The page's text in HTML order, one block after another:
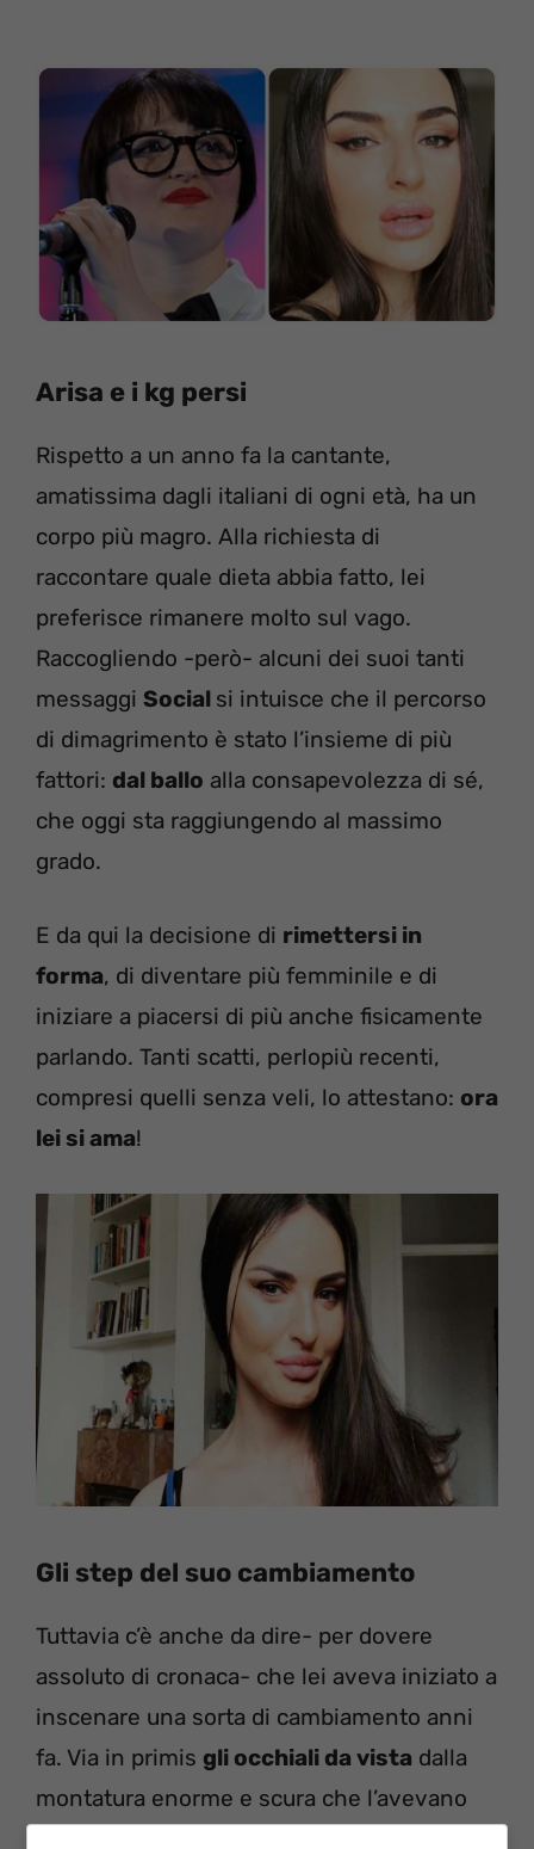
Arisa e i kg persi
Rispetto a un anno fa la cantante,
amatissima dagli italiani di ogni età, ha un
corpo più magro. Alla richiesta di
raccontare quale dieta abbia fatto, lei
preferisce rimanere molto sul vago.
Raccogliendo -però- alcuni dei suoi tanti
messaggi Social si intuisce che il percorso
di dimagrimento è stato l’insieme di più
fattori: dal ballo alla consapevolezza di sé,
che oggi sta raggiungendo al massimo
grado.
E da qui la decisione di rimettersi in
forma, di diventare più femminile e di
iniziare a piacersi di più anche fisicamente
parlando. Tanti scatti, perlopiù recenti,
compresi quelli senza veli, lo attestano: ora
lei si ama!
Gli step del suo cambiamento
Tuttavia c’è anche da dire- per dovere
assoluto di cronaca- che lei aveva iniziato a
inscenare una sorta di cambiamento anni
fa. Via in primis gli occhiali da vista dalla
montatura enorme e scura che l’avevano